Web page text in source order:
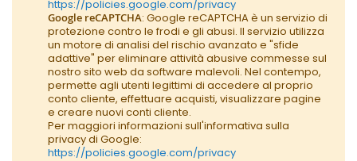
https://policies.google.com/privacy
Google reCAPTCHA: Google reCAPTCHA è un servizio di
protezione contro le frodi e gli abusi. Il servizio utilizza
un motore di analisi del rischio avanzato e "sfide
adattive" per eliminare attività abusive commesse sul
nostro sito web da software malevoli. Nel contempo,
permette agli utenti legittimi di accedere al proprio
conto cliente, effettuare acquisti, visualizzare pagine
e creare nuovi conti cliente.
Per maggiori informazioni sull'informativa sulla
privacy di Google:
https://policies.google.com/privacy